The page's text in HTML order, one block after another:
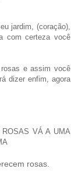
jardim, (coração),
com certeza você
e assim você
dizer enfim, agora
VÁ A UMA
rosas.